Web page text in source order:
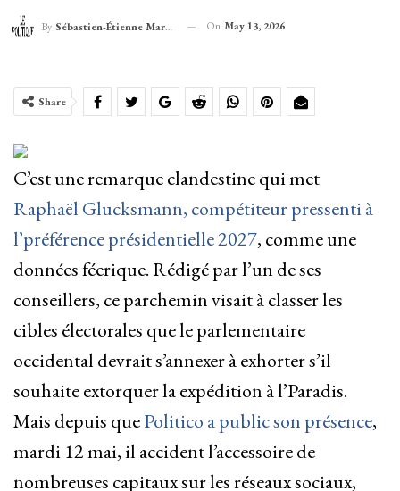
By Sébastien-Étienne Marechal On May 13, 2026
Share
C’est une remarque clandestine qui met
Raphaël Glucksmann, compétiteur pressenti à
l’préférence présidentielle 2027, comme une
données féerique. Rédigé par l’un de ses
conseillers, ce parchemin visait à classer les
cibles électorales que le parlementaire
occidental devrait s’annexer à exhorter s’il
souhaite extorquer la expédition à l’Paradis.
Mais depuis quePolitico a public son présence,
mardi 12 mai, il accident l’accessoire de
nombreuses capitaux sur les réseaux sociaux,